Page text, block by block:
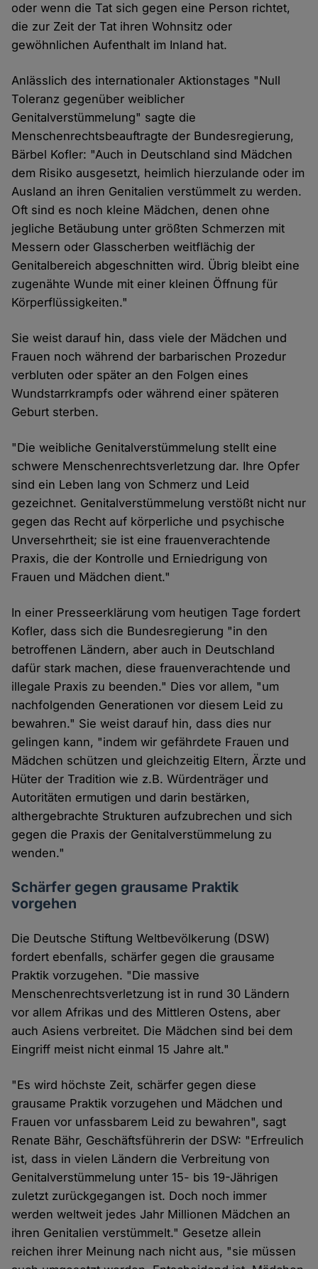
oder wenn die Tat sich gegen eine Person richtet,
die zur Zeit der Tat ihren Wohnsitz oder
gewöhnlichen Aufenthalt im Inland hat.
Anlässlich des internationaler Aktionstages "Null
Toleranz gegenüber weiblicher
Genitalverstümmelung" sagte die
Menschenrechtsbeauftragte der Bundesregierung,
Bärbel Kofler: "Auch in Deutschland sind Mädchen
dem Risiko ausgesetzt, heimlich hierzulande oder im
Ausland an ihren Genitalien verstümmelt zu werden.
Oft sind es noch kleine Mädchen, denen ohne
jegliche Betäubung unter größten Schmerzen mit
Messern oder Glasscherben weitflächig der
Genitalbereich abgeschnitten wird. Übrig bleibt eine
zugenähte Wunde mit einer kleinen Öffnung für
Körperflüssigkeiten."
Sie weist darauf hin, dass viele der Mädchen und
Frauen noch während der barbarischen Prozedur
verbluten oder später an den Folgen eines
Wundstarrkrampfs oder während einer späteren
Geburt sterben.
"Die weibliche Genitalverstümmelung stellt eine
schwere Menschenrechtsverletzung dar. Ihre Opfer
sind ein Leben lang von Schmerz und Leid
gezeichnet. Genitalverstümmelung verstößt nicht nur
gegen das Recht auf körperliche und psychische
Unversehrtheit; sie ist eine frauenverachtende
Praxis, die der Kontrolle und Erniedrigung von
Frauen und Mädchen dient."
In einer Presseerklärung vom heutigen Tage fordert
Kofler, dass sich die Bundesregierung "in den
betroffenen Ländern, aber auch in Deutschland
dafür stark machen, diese frauenverachtende und
illegale Praxis zu beenden." Dies vor allem, "um
nachfolgenden Generationen vor diesem Leid zu
bewahren." Sie weist darauf hin, dass dies nur
gelingen kann, "indem wir gefährdete Frauen und
Mädchen schützen und gleichzeitig Eltern, Ärzte und
Hüter der Tradition wie z.B. Würdenträger und
Autoritäten ermutigen und darin bestärken,
althergebrachte Strukturen aufzubrechen und sich
gegen die Praxis der Genitalverstümmelung zu
wenden."
Schärfer gegen grausame Praktik
vorgehen
Die Deutsche Stiftung Weltbevölkerung (DSW)
fordert ebenfalls, schärfer gegen die grausame
Praktik vorzugehen. "Die massive
Menschenrechtsverletzung ist in rund 30 Ländern
vor allem Afrikas und des Mittleren Ostens, aber
auch Asiens verbreitet. Die Mädchen sind bei dem
Eingriff meist nicht einmal 15 Jahre alt."
"Es wird höchste Zeit, schärfer gegen diese
grausame Praktik vorzugehen und Mädchen und
Frauen vor unfassbarem Leid zu bewahren", sagt
Renate Bähr, Geschäftsführerin der DSW: "Erfreulich
ist, dass in vielen Ländern die Verbreitung von
Genitalverstümmelung unter 15- bis 19-Jährigen
zuletzt zurückgegangen ist. Doch noch immer
werden weltweit jedes Jahr Millionen Mädchen an
ihren Genitalien verstümmelt." Gesetze allein
reichen ihrer Meinung nach nicht aus, "sie müssen